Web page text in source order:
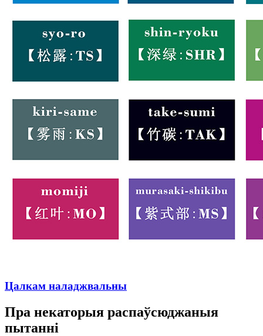
Цалкам наладжвальны
Пра некаторыя распаўсюджаныя
пытанні